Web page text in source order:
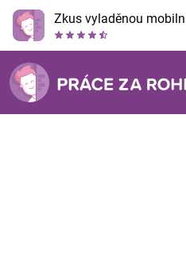
Zkus vyladěnou